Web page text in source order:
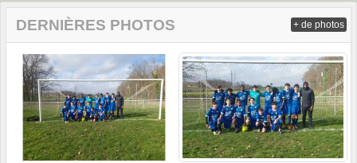
DERNIÈRES PHOTOS + de photos